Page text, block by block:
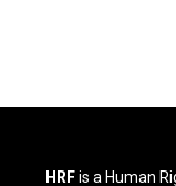
HRFis a Human